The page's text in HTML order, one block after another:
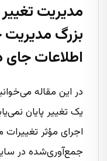
مدیریت
بزرگ
اطلاعات جای
در این مقاله
یک تغییر پایان
اجرای مؤثر تغییرات